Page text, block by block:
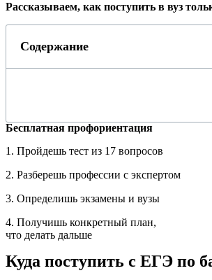
Рассказываем, как поступить в вуз
Содержание
Бесплатная профориентация
1. Пройдешь тест из 17 вопросов
2. Разберешь профессии с экспертом
3. Определишь экзамены и вузы
4. Получишь конкретный план,
что делать дальше
Куда поступить с ЕГЭ по